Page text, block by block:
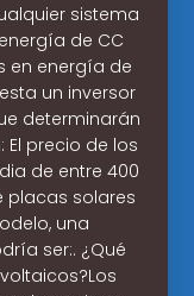
sistema
de CC
en energía de
un inversor
determinarán
El precio de los
de entre 400
placas solares
una
ser:. ¿Qué